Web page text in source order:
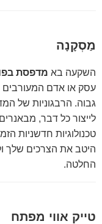
מַסְקָנָה
השקעה בא מדפסת
עסק או אדם המעורבים
גבוה. הרבגוניות של
לייצור כל דבר,
טכנולוגיות חדשניות
היטב את הצרכים שלך
החלטה.
טייק אווי מפתח